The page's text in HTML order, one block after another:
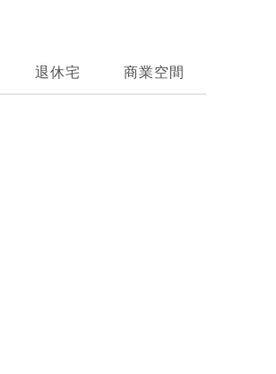
退休宅 商業空間